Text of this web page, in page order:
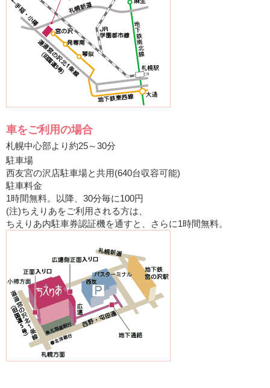
車をご利用の場合
札幌中心部より約25～30分
駐車場
西友宮の沢店駐車場と共用(640台収容可能)
駐車料金
1時間無料。以降、30分毎に100円
(注)ちえりあをご利用される方は、
ちえりあ内駐車券認証機を通すと、さらに1時間無料。